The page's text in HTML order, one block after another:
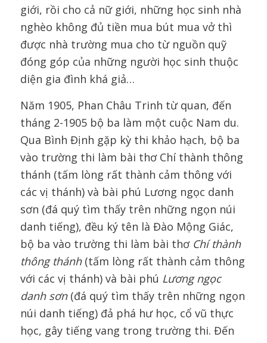
giới, rồi cho cả nữ giới, những học sinh nhà
nghèo không đủ tiền mua bút mua vở thì
được nhà trường mua cho từ nguồn quỹ
đóng góp của những người học sinh thuộc
diện gia đình khá giả…
Năm 1905, Phan Châu Trinh từ quan, đến
tháng 2-1905 bộ ba làm một cuộc Nam du.
Qua Bình Định gặp kỳ thi khảo hạch, bộ ba
vào trường thi làm bài thơ Chí thành thông
thánh (tấm lòng rất thành cảm thông với
các vị thánh) và bài phú Lương ngọc danh
sơn (đá quý tìm thấy trên những ngọn núi
danh tiếng), đều ký tên là Đào Mộng Giác,
bộ ba vào trường thi làm bài thơ Chí thành
thông thánh(tấm lòng rất thành cảm thông
với các vị thánh) và bài phú Lương ngọc
danh sơn(đá quý tìm thấy trên những ngọn
núi danh tiếng) đả phá hư học, cổ vũ thực
học, gây tiếng vang trong trường thi. Đến